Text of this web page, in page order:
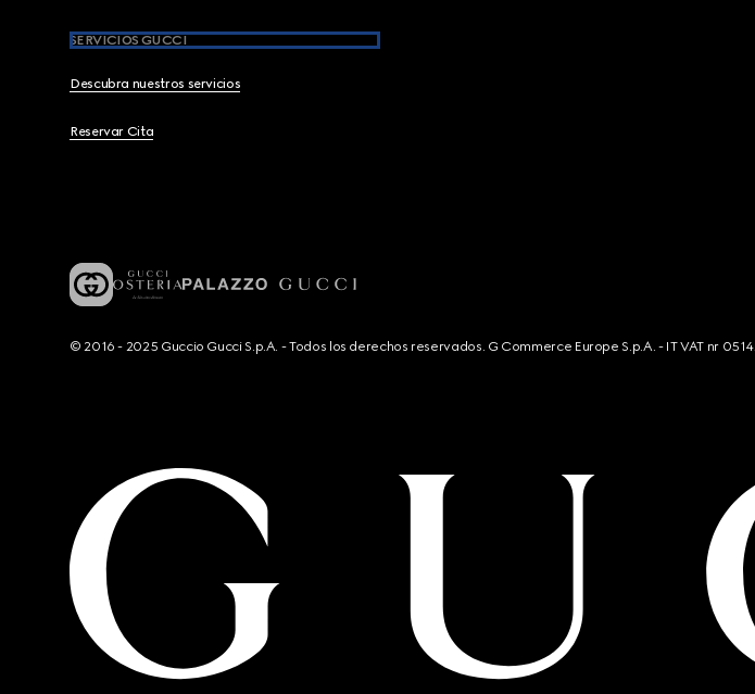
SERVICIOS GUCCI
Descubra nuestros servicios
Reservar Cita
© 2016 - 2025 Guccio Gucci S.p.A. - Todos los derechos reservados. G Commerce Europe S.p.A. - IT VAT nr